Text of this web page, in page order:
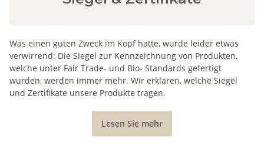
Was einen guten Zweck im Kopf hatte, wurde leider etwas
verwirrend: Die Siegel zur Kennzeichnung von Produkten,
welche unter Fair Trade- und Bio- Standards gefertigt
wurden, werden immer mehr. Wir erklären, welche Siegel
und Zertifikate unsere Produkte tragen.
Lesen Sie mehr